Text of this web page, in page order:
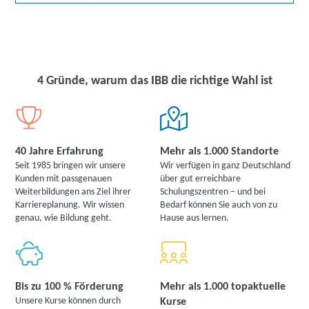
4 Gründe, warum das IBB die richtige Wahl ist
40 Jahre Erfahrung
Seit 1985 bringen wir unsere
Kunden mit passgenauen
Weiterbildungen ans Ziel ihrer
Karriereplanung. Wir wissen
genau, wie Bildung geht.
Mehr als 1.000 Standorte
Wir verfügen in ganz Deutschland
über gut erreichbare
Schulungszentren – und bei
Bedarf können Sie auch von zu
Hause aus lernen.
Bis zu 100 % Förderung
Unsere Kurse können durch
Mehr als 1.000 topaktuelle
Kurse